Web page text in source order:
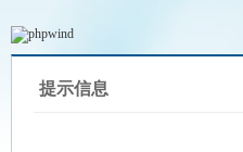
提示信息